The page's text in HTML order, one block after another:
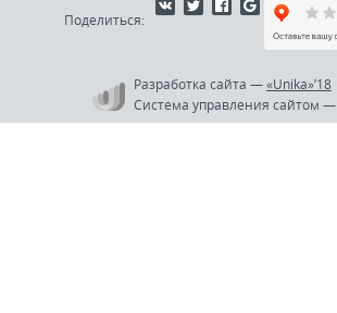
Поделиться:
Разработка сайта —«Unika»’18
Система управления сайтом —